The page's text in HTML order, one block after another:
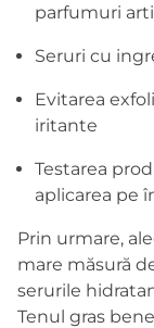
parfumuri
Seruri cu
Evitarea
iritante
Testarea
aplicarea pe
Prin urmare,
mare măsură
serurile
Tenul gras